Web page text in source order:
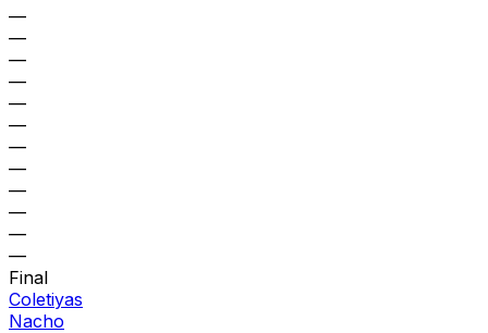
—
—
—
—
—
—
—
—
—
—
—
—
Final
Coletiyas
Nacho